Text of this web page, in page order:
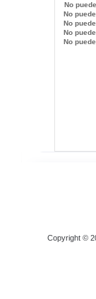
No puede
No puede
No puede
No puede
No puede
Copyright ©